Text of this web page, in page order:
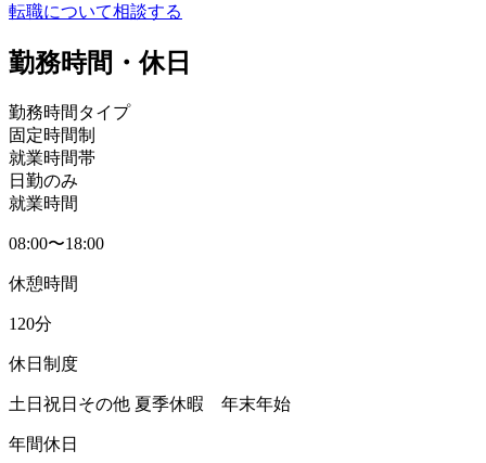
転職について相談する
勤務時間・休日
勤務時間タイプ
固定時間制
就業時間帯
日勤のみ
就業時間
08:00〜18:00
休憩時間
120分
休日制度
土日祝日その他 夏季休暇 年末年始
年間休日